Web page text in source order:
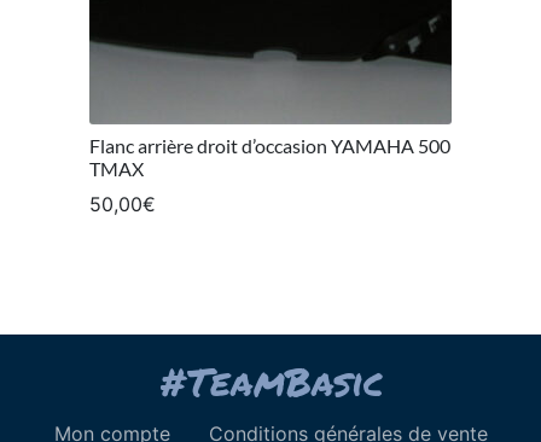
Flanc arrière droit d’occasion YAMAHA 500
TMAX
50,00€
Mon compte Conditions générales de vente